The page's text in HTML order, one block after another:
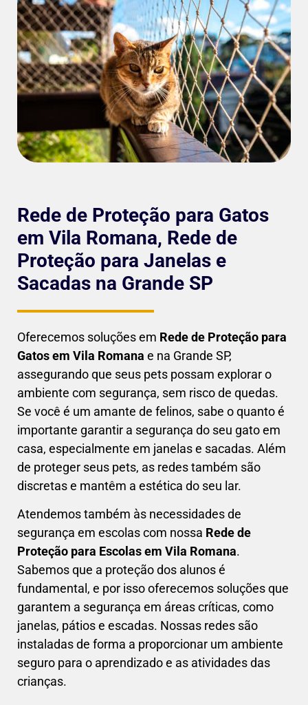
Rede de Proteção para Gatos
em Vila Romana, Rede de
Proteção para Janelas e
Sacadas na Grande SP
Oferecemos soluções em Rede de Proteção para
Gatos em Vila Romana e na Grande SP,
assegurando que seus pets possam explorar o
ambiente com segurança, sem risco de quedas.
Se você é um amante de felinos, sabe o quanto é
importante garantir a segurança do seu gato em
casa, especialmente em janelas e sacadas. Além
de proteger seus pets, as redes também são
discretas e mantêm a estética do seu lar.
Atendemos também às necessidades de
segurança em escolas com nossa Rede de
Proteção para Escolas em Vila Romana.
Sabemos que a proteção dos alunos é
fundamental, e por isso oferecemos soluções que
garantem a segurança em áreas críticas, como
janelas, pátios e escadas. Nossas redes são
instaladas de forma a proporcionar um ambiente
seguro para o aprendizado e as atividades das
crianças.